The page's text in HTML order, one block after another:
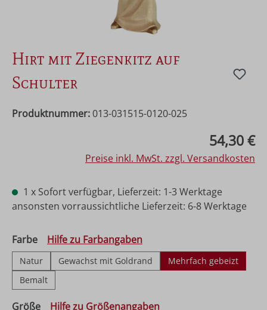
Hirt mit Ziegenkitz auf
Schulter
Produktnummer: 013-031515-0120-025
54,30 €
Preise inkl. MwSt. zzgl. Versandkosten
1 x Sofort verfügbar, Lieferzeit: 1-3 Werktage
ansonsten vorraussichtliche Lieferzeit: 6-8 Werktage
Farbeauswählen
Hilfe zu Farbangaben
Natur Gewachst mit Goldrand
Mehrfach gebeizt
Bemalt
Größeauswählen
Hilfe zu Größenangaben